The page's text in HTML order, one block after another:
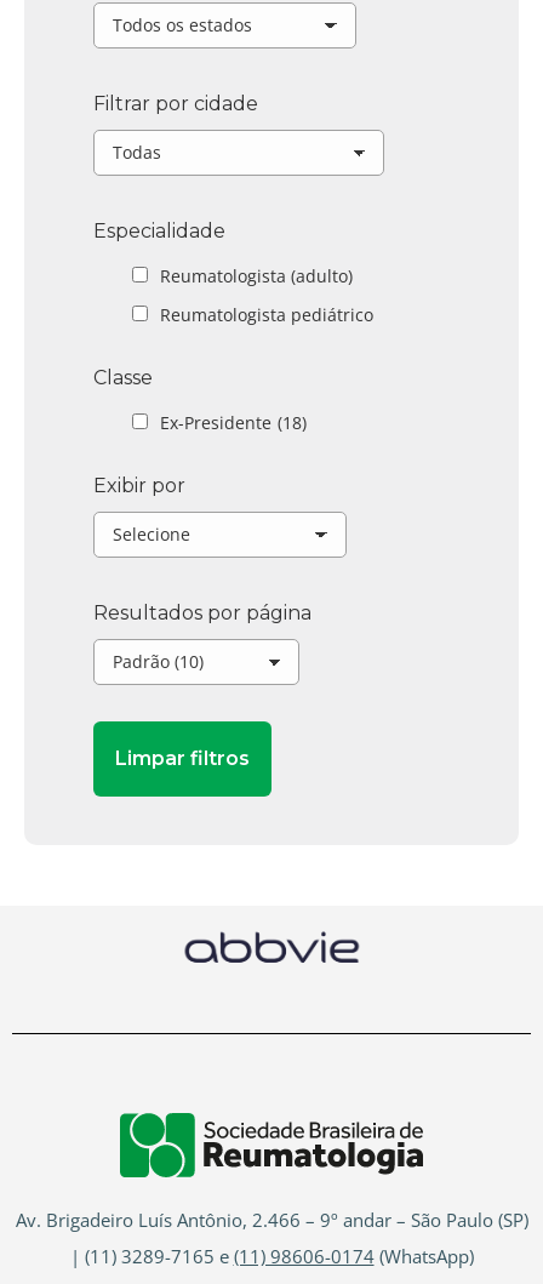
Filtrar por cidade
Especialidade
Reumatologista (adulto)
Reumatologista pediátrico
Classe
Ex-Presidente (18)
Exibir por
Resultados por página
Av. Brigadeiro Luís Antônio, 2.466 – 9º andar – São Paulo (SP)
| (11) 3289-7165 e (11) 98606-0174(WhatsApp)